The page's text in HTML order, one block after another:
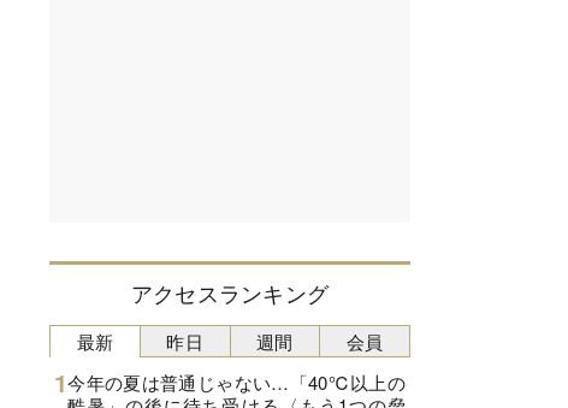
アクセスランキング
最新
今年の夏は普通じゃない…「40℃以上の
昨日 週間 会員